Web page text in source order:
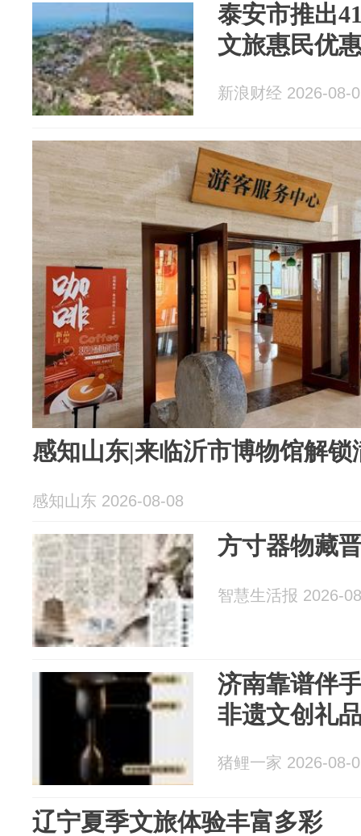
泰安市推出
文旅惠民优
新浪财经 2026-08-
感知山东|来临沂市博物馆解锁
感知山东 2026-08-08
方寸器物藏
智慧生活报 2026-
济南靠谱伴
非遗文创礼
猪鲤一家 2026-08-
辽宁夏季文旅体验丰富多彩